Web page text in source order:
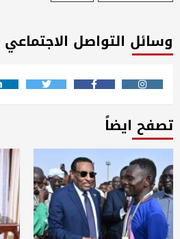
وسائل التواصل الاجتماعي
Instagram
Facebook
Twitter
تصفح ايضاً